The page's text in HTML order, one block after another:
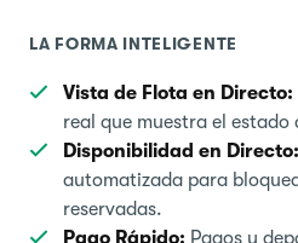
LA FORMA INTELIGENTE
Vista de Flota en Directo:
real que muestra el estado
Disponibilidad en Directo:
automatizada para
reservadas.
Pago Rápido: Pagos y